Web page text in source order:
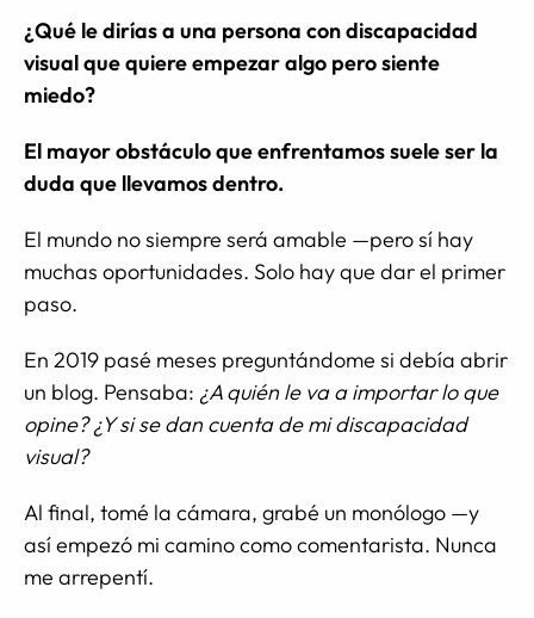
¿Qué le dirías a una persona con discapacidad
visual que quiere empezar algo pero siente
miedo?
El mayor obstáculo que enfrentamos suele ser la
duda que llevamos dentro.
El mundo no siempre será amable —pero sí hay
muchas oportunidades. Solo hay que dar el primer
paso.
En 2019 pasé meses preguntándome si debía abrir
un blog. Pensaba: ¿A quién le va a importar lo que
opine? ¿Y si se dan cuenta de mi discapacidad
visual?
Al final, tomé la cámara, grabé un monólogo —y
así empezó mi camino como comentarista. Nunca
me arrepentí.